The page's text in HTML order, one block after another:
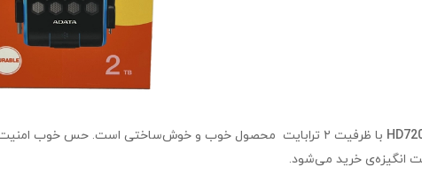
با ظرفیت ۲ ترابایت محصول خوب و خوش‌ساختی است. حس خوب
انگیزه‌ی خرید می‌شود.